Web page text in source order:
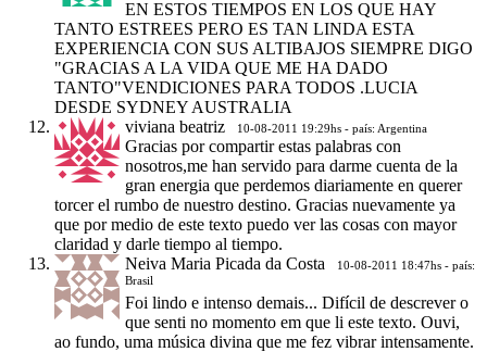
EN ESTOS TIEMPOS EN LOS QUE HAY
TANTO ESTREES PERO ES TAN LINDA ESTA
EXPERIENCIA CON SUS ALTIBAJOS SIEMPRE DIGO
"GRACIAS A LA VIDA QUE ME HA DADO
TANTO"VENDICIONES PARA TODOS .LUCIA
DESDE SYDNEY AUSTRALIA
viviana beatriz
10-08-2011 19:29hs - país: Argentina
Gracias por compartir estas palabras con
nosotros,me han servido para darme cuenta de la
gran energia que perdemos diariamente en querer
torcer el rumbo de nuestro destino. Gracias nuevamente ya
que por medio de este texto puedo ver las cosas con mayor
claridad y darle tiempo al tiempo.
Neiva Maria Picada da Costa
10-08-2011 18:47hs - país:
Brasil
Foi lindo e intenso demais... Difícil de descrever o
que senti no momento em que li este texto. Ouvi,
ao fundo, uma música divina que me fez vibrar intensamente.